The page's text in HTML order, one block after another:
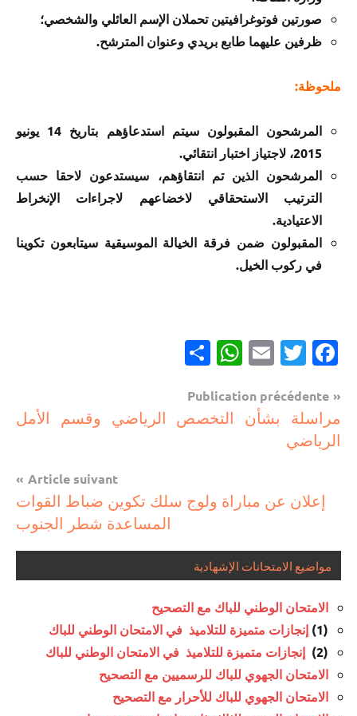
صورتين فوتوغرافيتين تحملان الإسم العائلي والشخصي؛
ظرفين عليهما طابع بريدي وعنوان المترشح.
ملحوظة:
المرشحون المقبولون سيتم استدعاؤهم بتاريخ 14 يونيو
2015، لاجتياز اختبار انتقائي.
المرشحون الذين تم انتقاؤهم، سيستدعون لاحقا حسب
الترتيب الاستحقاقي لاخضاعهم لاجراءات الإنخراط
الاعتيادية.
المقبولون ضمن فرقة الخيالة الموسيقية سيتابعون تكوينا
في ركوب الخيل.
Facebook
Twitter
Email
WhatsApp
مباريات
Navigation
de
l’article
Publication précédente
مراسلة بشأن التخصص الرياضي وقسم الأمل
الرياضي
Article suivant
إعلان عن مباراة ولوج سلك تكوين ضباط القوات
المساعدة شطر الجنوب
مواضيع الامتحانات الإشهادية
الامتحان الوطني للباك مع التصحيح
(1)
إنجازات متميزة للتلاميذ في الامتحان الوطني للباك
(2)
إنجازات متميزة للتلاميذ في الامتحان الوطني للباك
الامتحان الجهوي للباك للرسميين مع التصحيح
الامتحان الجهوي للباك للأحرار مع التصحيح